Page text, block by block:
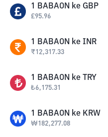
1 BABAON ke GBP
£95.96
1 BABAON ke INR
₹12,317.33
1 BABAON ke TRY
₺6,175.31
1 BABAON ke KRW
₩182,277.08